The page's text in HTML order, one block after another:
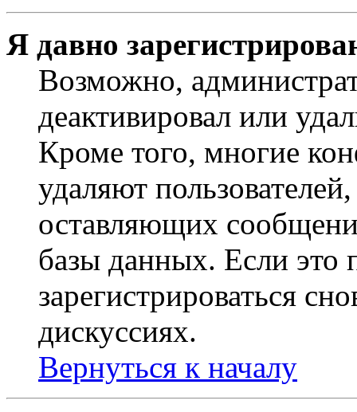
Я давно
Возможно,
деактивировал или
Кроме того, многие
удаляют
оставляющих
базы данных. Если это
зарегистрироваться
дискуссиях.
Вернуться к началу